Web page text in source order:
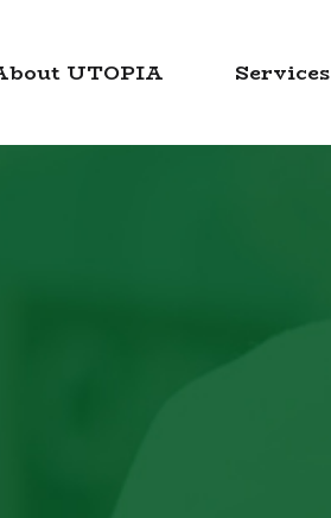
About UTOPIA Services